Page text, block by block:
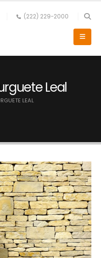
(222) 229-2000
Leal
LEAL